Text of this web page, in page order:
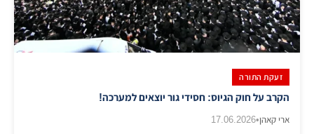
זעקת התורה
הקרב על חוק הגיוס: חסידי גור יוצאים למערכה!
ארי קאהן•
17.06.2026